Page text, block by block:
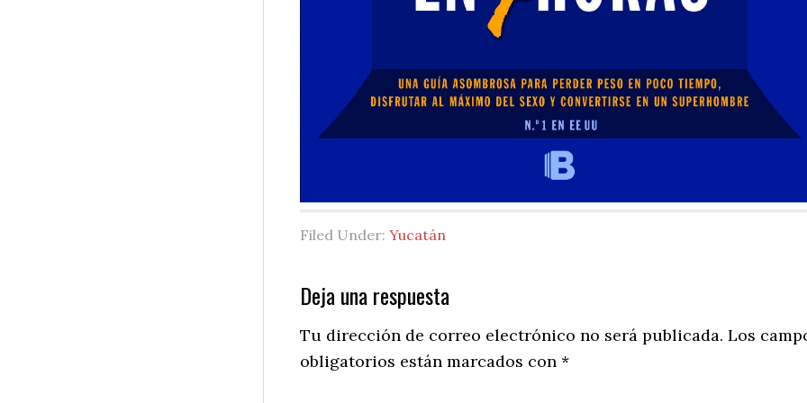
Filed Under: Yucatán
Reader
Interactions
Deja una respuesta
Tu dirección de correo electrónico no será publicada. Los
obligatorios están marcados con *